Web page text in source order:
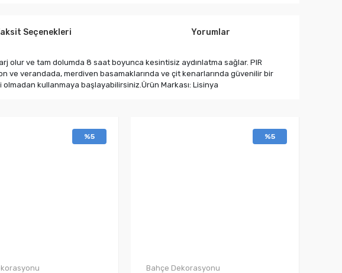
Seçenekleri Yorumlar
olur ve tam dolumda 8 saat boyunca kesintisiz aydınlatma sağlar. PIR
ve verandada, merdiven basamaklarında ve çit kenarlarında güvenilir bir
olmadan kullanmaya başlayabilirsiniz.Ürün Markası: Lisinya
%5 %5
Bahçe Dekorasyonu